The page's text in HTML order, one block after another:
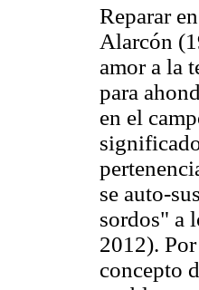
Reparar
Alarcón
amor a la
para
en el
se auto-
sordos" a
2012).
concepto